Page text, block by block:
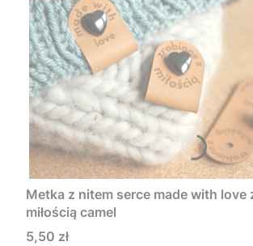
Metka z nitem serce made with love
miłością camel
Cena
5,50 zł